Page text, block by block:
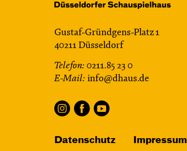
Gustaf-Gründgens-Platz 1
40211 Düsseldorf
Telefon: 0211.85 23 0
E-Mail: info@dhaus.de
Datenschutz Impressum